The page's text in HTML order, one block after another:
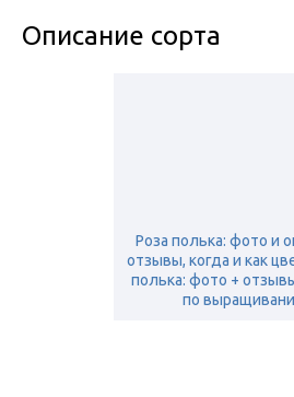
Описание сорта
Роза полька: фото и
отзывы, когда и как
полька: фото +
по